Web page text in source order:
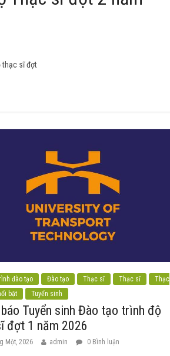
thạc sĩ đợt
đào tạo Đào tạo Thạc sĩ Thạc sĩ
Thạc
bật Tuyển sinh
Tuyển sinh Đào tạo trình độ
đợt 1 năm 2026
Một, 2026 admin 0 Bình luận